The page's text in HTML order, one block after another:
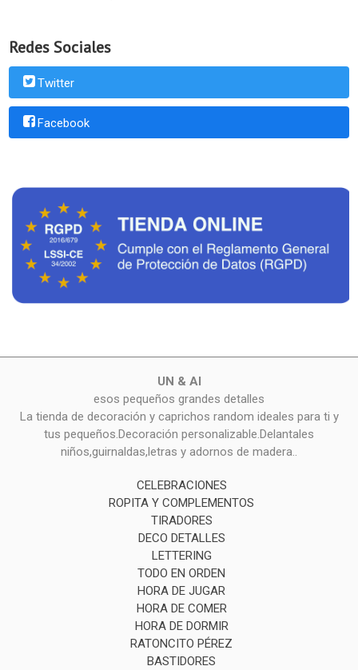
Redes Sociales
Twitter
Facebook
UN & AI
esos pequeños grandes detalles
La tienda de decoración y caprichos random ideales para ti y
tus pequeños.Decoración personalizable.Delantales
niños,guirnaldas,letras y adornos de madera..
CELEBRACIONES
ROPITA Y COMPLEMENTOS
TIRADORES
DECO DETALLES
LETTERING
TODO EN ORDEN
HORA DE JUGAR
HORA DE COMER
HORA DE DORMIR
RATONCITO PÉREZ
BASTIDORES